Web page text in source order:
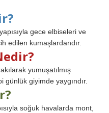
gece elbiseleri ve
edilen kumaşlardandır.
yumuşatılmış
giyimde yaygındır.
soğuk havalarda mont,